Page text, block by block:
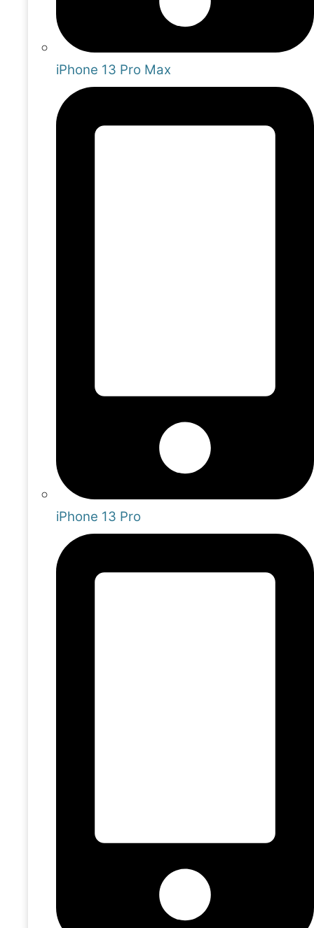
iPhone 13 Pro Max
iPhone 13 Pro